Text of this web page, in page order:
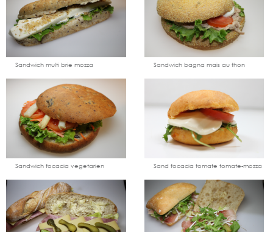
Ajouter
au
catalogue
Voir
Sandwich multi brie mozza
Ajouter
au
catalogue
Voir
le
produit
Sandwich bagna mais au thon
Ajouter
au
catalogue
Voir
le
produit
Sandwich focacia vegetarien
Ajouter
au
catalogue
Voir
le
produit
Sand focacia tomate tomate-mozza